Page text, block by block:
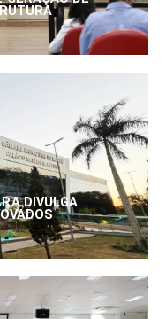
DIVULGA